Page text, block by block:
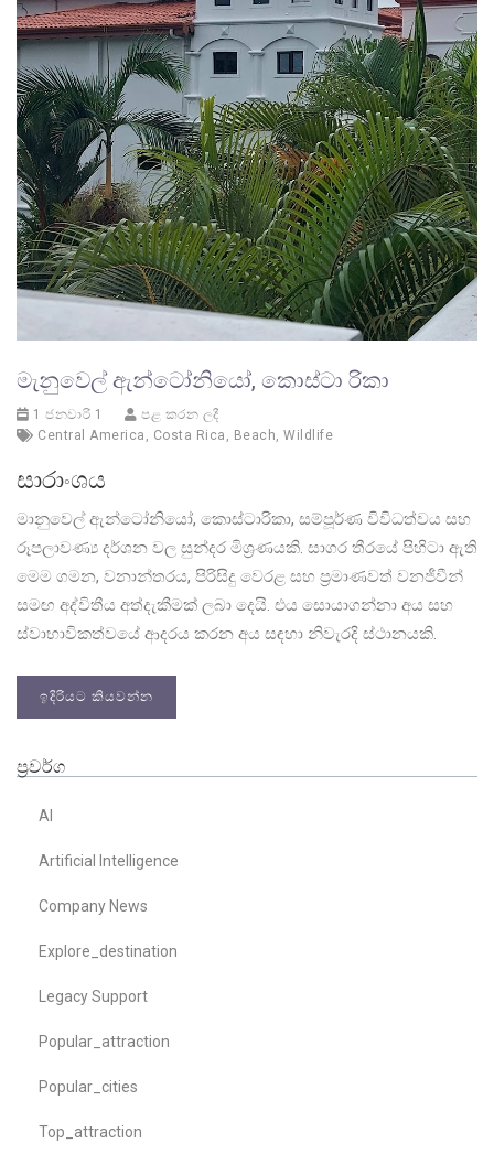
මැනුවෙල් ඇන්ටෝනියෝ, කොස්ටා රිකා
1 ජනවාරි 1
පළ කරන ලදී
Central America , Costa Rica , Beach, Wildlife
සාරාංශය
මානුවෙල් ඇන්ටෝනියෝ, කොස්ටාරිකා, සම්පූර්ණ විවිධත්වය සහ
රූපලාවණ්‍ය දර්ශන වල සුන්දර මිශ්‍රණයකි. සාගර තීරයේ පිහිටා ඇති
මෙම ගමන, වනාන්තරය, පිරිසිදු වෙරළ සහ ප්‍රමාණවත් වනජීවීන්
සමඟ අද්විතීය අත්දැකීමක් ලබා දෙයි. එය සොයාගන්නා අය සහ
ස්වාභාවිකත්වයේ ආදරය කරන අය සඳහා නිවැරදි ස්ථානයකි.
ඉදිරියට කියවන්න
ප්‍රවර්ග
AI
Artificial Intelligence
Company News
Explore_destination
Legacy Support
Popular_attraction
Popular_cities
Top_attraction